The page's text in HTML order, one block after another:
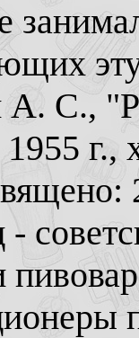
С.,
г.,
-